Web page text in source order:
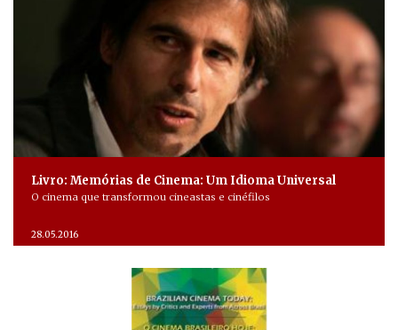
Livro: Memórias de Cinema: Um Idioma Universal
O cinema que transformou cineastas e cinéfilos
28.05.2016